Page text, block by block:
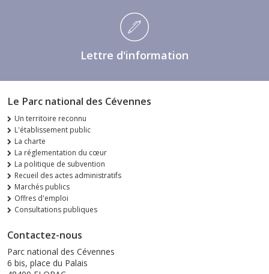
Lettre d'information
Le Parc national des Cévennes
Un territoire reconnu
L'établissement public
La charte
La réglementation du cœur
La politique de subvention
Recueil des actes administratifs
Marchés publics
Offres d'emploi
Consultations publiques
Contactez-nous
Parc national des Cévennes
6 bis, place du Palais